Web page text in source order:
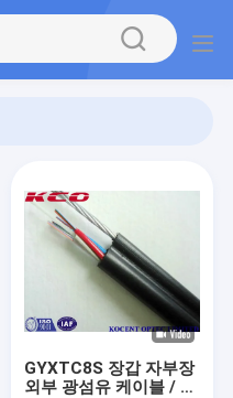
GYXTC8S 장갑 자부장
외부 광섬유 케이블 / 광